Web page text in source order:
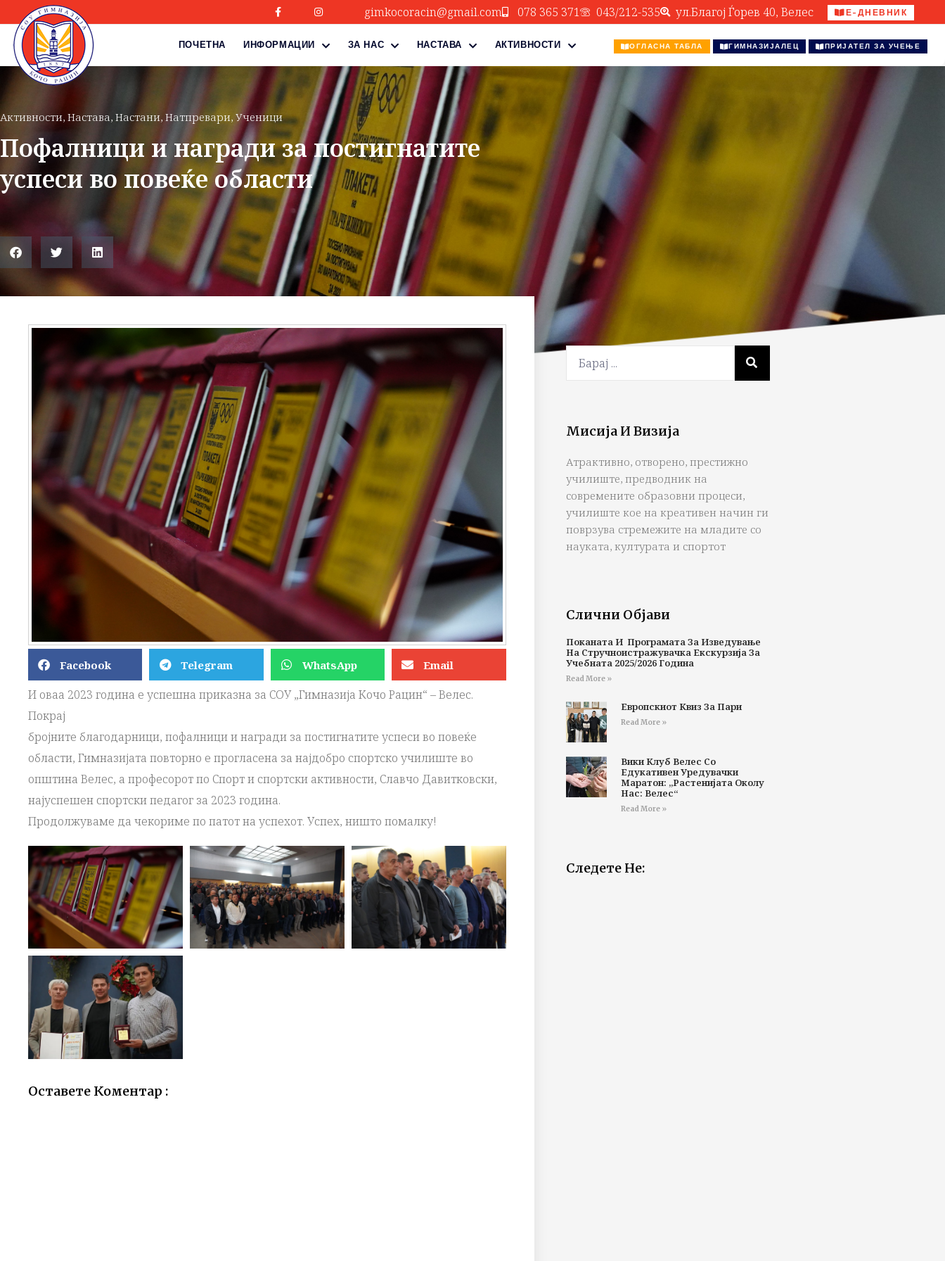
gimkocoracin@gmail.com 078 365 371 043/212-535 ул.Благој Ѓорев 40, Велес Е-ДНЕВНИК
ПОЧЕТНА ИНФОРМАЦИИ ЗА НАС НАСТАВА АКТИВНОСТИ ОГЛАСНА ТАБЛА ГИМНАЗИЈАЛЕЦ ПРИЈАТЕЛ ЗА УЧЕЊЕ
Активности, Настава, Настани, Натпревари, Ученици
Пофалници и награди за постигнатите
успеси во повеќе области
Facebook Telegram WhatsApp Email
И оваа 2023 година е успешна приказна за СОУ „Гимназија Кочо Рацин“ – Велес.
Покрај
бројните благодарници, пофалници и награди за постигнатите успеси во повеќе
области, Гимназијата повторно е прогласена за најдобро спортско училиште во
општина Велес, а професорот по Спорт и спортски активности, Славчо Давитковски,
најуспешен спортски педагог за 2023 година.
Продолжуваме да чекориме по патот на успехот. Успех, ништо помалку!
Оставете Коментар :
Мисија И Визија
Атрактивно, отворено, престижно
училиште, предводник на
современите образовни процеси,
училиште кое на креативен начин ги
поврзува стремежите на младите со
науката, културата и спортот
Слични Објави
Поканата И Програмата За Изведување
На Стручноистражувачка Екскурзија За
Учебната 2025/2026 Година
Read More »
Европскиот Квиз За Пари
Read More »
Вики Клуб Велес Со
Едукативен Уредувачки
Маратон: „Растенијата Околу
Нас: Велес“
Read More »
Следете Не: